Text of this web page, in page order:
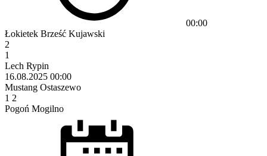
00:00
Łokietek Brześć Kujawski
2
1
Lech Rypin
16.08.2025 00:00
Mustang Ostaszewo
1 2
Pogoń Mogilno